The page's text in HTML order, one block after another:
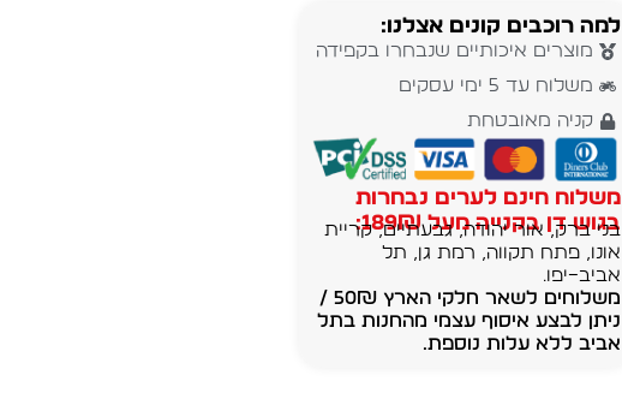
למה רוכבים קונים אצלנו:
מוצרים איכותיים שנבחרו בקפידה
משלוח עד 5 ימי עסקים
קניה מאובטחת
משלוח חינם לערים נבחרות
בגוש דן בקנייה מעל 189₪:
בני ברק, אור יהודה, גבעתיים, קריית
אונו, פתח תקווה, רמת גן, תל
אביב–יפו.
משלוחים לשאר חלקי הארץ 50₪ /
ניתן לבצע איסוף עצמי מהחנות בתל
אביב ללא עלות נוספת.